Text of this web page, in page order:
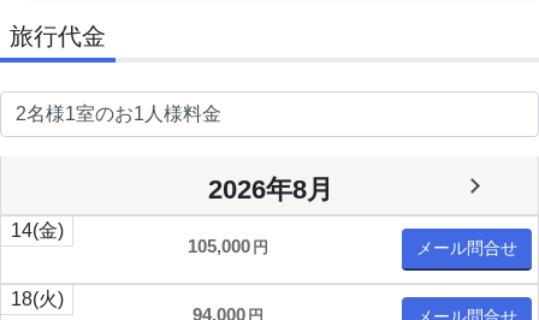
旅行代金
2026年8月
14(金)
105,000 円 メール問合せ
18(火)
94,000 円